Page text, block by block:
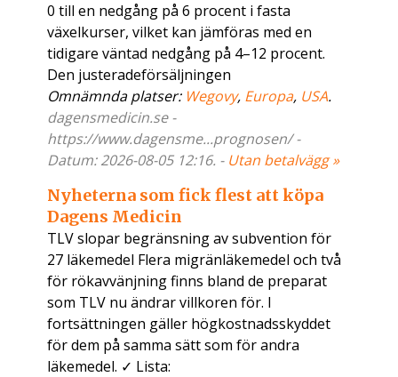
0 till en nedgång på 6 procent i fasta
växelkurser, vilket kan jämföras med en
tidigare väntad nedgång på 4–12 procent.
Den justeradeförsäljningen
Omnämnda platser: Wegovy, Europa, USA.
dagensmedicin.se -
https://www.dagensme...prognosen/ -
Datum: 2026-08-05 12:16. - Utan betalvägg »
Nyheterna som fick flest att köpa
Dagens Medicin
TLV slopar begränsning av subvention för
27 läkemedel Flera migränläkemedel och två
för rökavvänjning finns bland de preparat
som TLV nu ändrar villkoren för. I
fortsättningen gäller högkostnadsskyddet
för dem på samma sätt som för andra
läkemedel. ✓ Lista: